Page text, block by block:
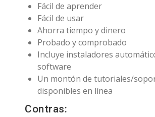
Fácil de aprender
Fácil de usar
Ahorra tiempo y dinero
Probado y comprobado
Incluye instaladores
software
Un montón de tutoriales/
disponibles en línea
Contras: